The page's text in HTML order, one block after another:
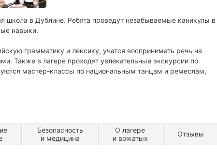
школа в Дублине. Ребята проведут незабываемые каникулы в
навыки.
грамматику и лексику, учатся воспринимать речь на
Также в лагере проходят увлекательные экскурсии по
мастер-классы по национальным танцам и ремеслам,
Безопасность
и медицина
О лагере
и вожатых
Отзывы